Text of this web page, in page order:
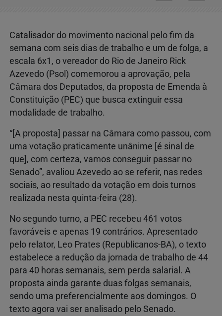
Catalisador do movimento nacional pelo fim da
semana com seis dias de trabalho e um de folga, a
escala 6x1, o vereador do Rio de Janeiro Rick
Azevedo (Psol) comemorou a aprovação, pela
Câmara dos Deputados, da proposta de Emenda à
Constituição (PEC) que busca extinguir essa
modalidade de trabalho.
“[A proposta] passar na Câmara como passou, com
uma votação praticamente unânime [é sinal de
que], com certeza, vamos conseguir passar no
Senado”, avaliou Azevedo ao se referir, nas redes
sociais, ao resultado da votação em dois turnos
realizada nesta quinta-feira (28).
No segundo turno, a PEC recebeu 461 votos
favoráveis e apenas 19 contrários. Apresentado
pelo relator, Leo Prates (Republicanos-BA), o texto
estabelece a redução da jornada de trabalho de 44
para 40 horas semanais, sem perda salarial. A
proposta ainda garante duas folgas semanais,
sendo uma preferencialmente aos domingos. O
texto agora vai ser analisado pelo Senado.